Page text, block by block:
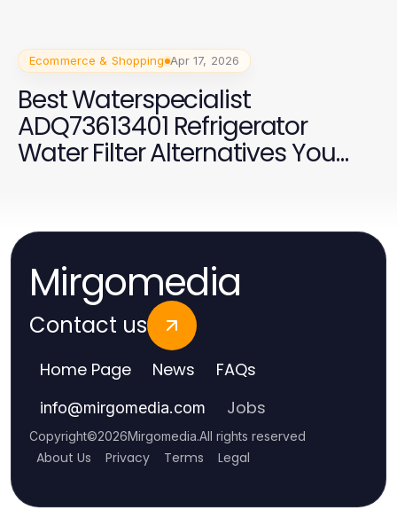
Ecommerce & Shopping Apr 17, 2026
Best Waterspecialist
ADQ73613401 Refrigerator
Water Filter Alternatives You
Mirgomedia
Contact us
Home Page News FAQs
info@mirgomedia.com Jobs
Copyright©2026Mirgomedia.All rights reserved
About Us Privacy Terms Legal